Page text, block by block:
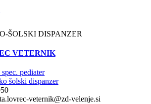
ŠOLSKI DISPANZER
VETERNIK
pediater
šolski dispanzer
veternik@zd-velenje.si